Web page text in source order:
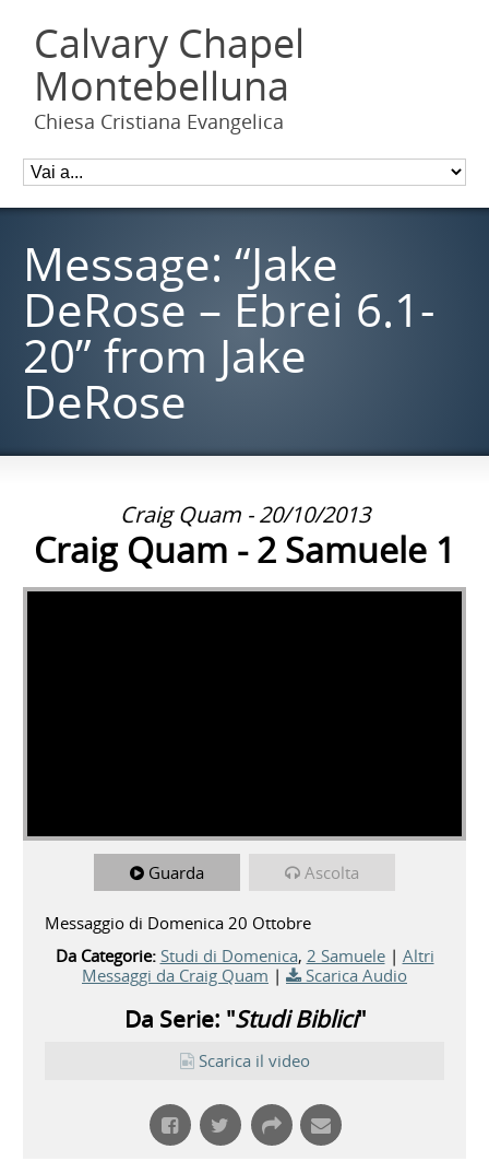
Calvary Chapel
Montebelluna
Chiesa Cristiana Evangelica
Message: “Jake
DeRose – Ebrei 6.1-
20” from Jake
DeRose
Craig Quam - 20/10/2013
Craig Quam - 2 Samuele 1
Guarda Ascolta
Messaggio di Domenica 20 Ottobre
Da Categorie: Studi di Domenica, 2 Samuele| Altri
Messaggi da Craig Quam | Scarica Audio
Da Serie: "Studi Biblici"
Scarica il video